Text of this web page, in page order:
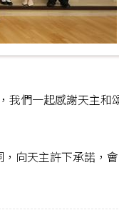
我們一起感謝天主和
向天主許下承諾，